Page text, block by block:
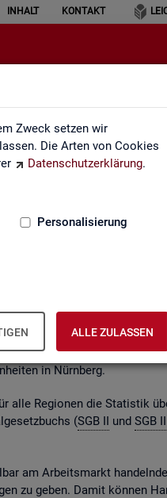
Zweck setzen wir
Die Arten von Cookies
Datenschutzerklärung.
Personalisierung
ALLE ZULASSEN
INHALT KONTAKT
Der Be­reich ist
in Nürn­berg.
alle Re­gio­nen die Sta­tis­tik
(SGB II und SGB
am Ar­beits­markt
zu geben. Damit kön­nen